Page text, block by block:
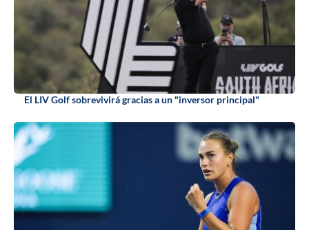
El LIV Golf sobrevivirá gracias a un "inversor principal"